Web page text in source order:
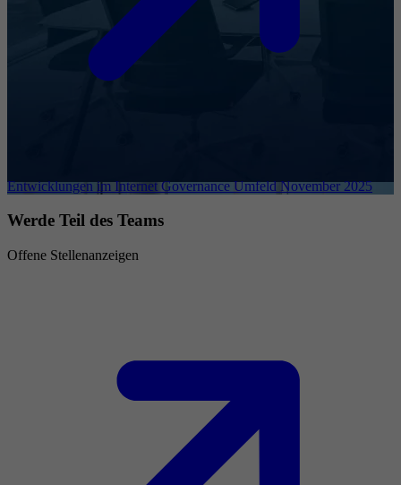
Entwicklungen im Internet Governance Umfeld November 2025
Werde Teil des Teams
Offene Stellenanzeigen